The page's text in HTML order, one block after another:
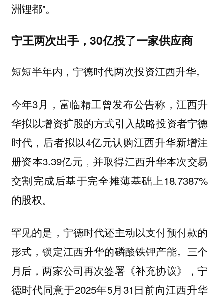
洲锂都”。
宁王两次出手，30亿投了一家供应商
短短半年内，宁德时代两次投资江西升华。
今年3月，富临精工曾发布公告称，江西升
华拟以增资扩股的方式引入战略投资者宁德
时代，后者拟以4亿元认购江西升华新增注
册资本3.39亿元，并取得江西升华本次交易
交割完成后基于完全摊薄基础上18.7387%
的股权。
罕见的是，宁德时代还主动以支付预付款的
形式，锁定江西升华的磷酸铁锂产能。三个
月后，两家公司再次签署《补充协议》，宁
德时代同意于2025年5月31日前向江西升华